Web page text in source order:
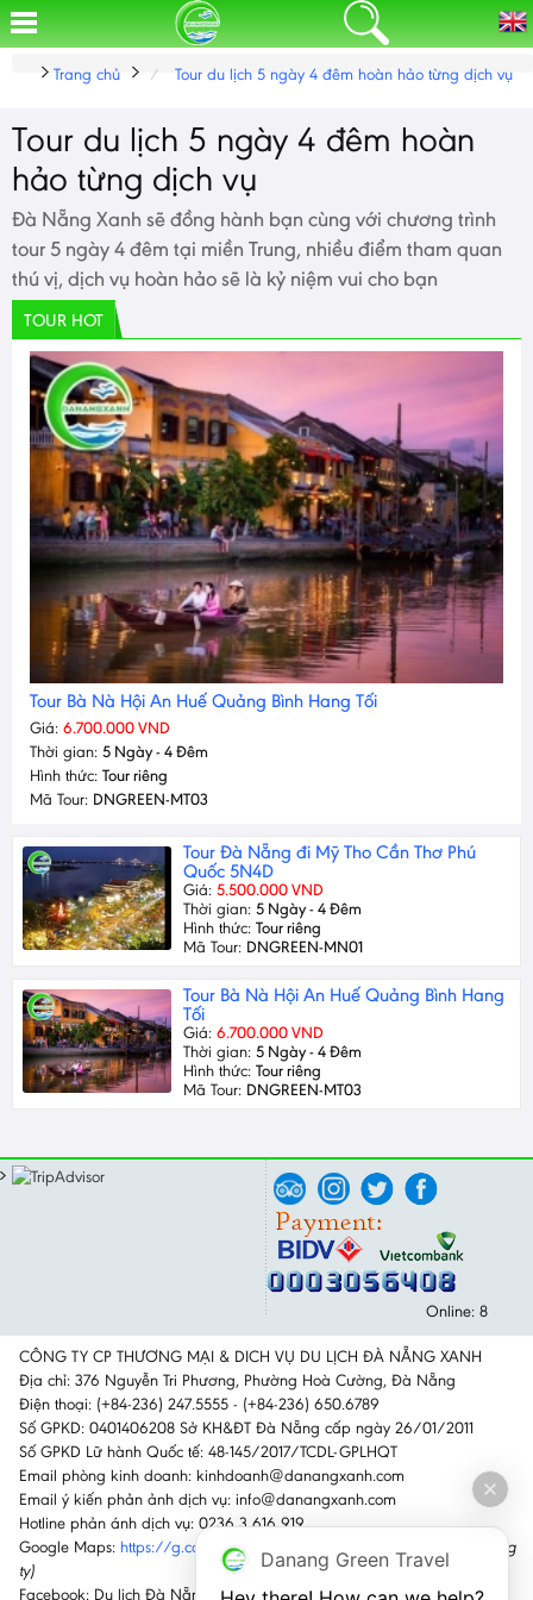
Trang chủ Tour du lịch 5 ngày 4 đêm hoàn hảo từng dịch vụ
Tour du lịch 5 ngày 4 đêm hoàn
hảo từng dịch vụ
Đà Nẵng Xanh sẽ đồng hành bạn cùng với chương trình
tour 5 ngày 4 đêm tại miền Trung, nhiều điểm tham quan
thú vị, dịch vụ hoàn hảo sẽ là kỷ niệm vui cho bạn
TOUR HOT
Tour Bà Nà Hội An Huế Quảng Bình Hang Tối
Giá: 6.700.000 VND
Thời gian: 5 Ngày - 4 Đêm
Hình thức: Tour riêng
Mã Tour: DNGREEN-MT03
Tour Đà Nẵng đi Mỹ Tho Cần Thơ Phú
Quốc 5N4D
Giá: 5.500.000 VND
Thời gian: 5 Ngày - 4 Đêm
Hình thức: Tour riêng
Mã Tour: DNGREEN-MN01
Tour Bà Nà Hội An Huế Quảng Bình Hang
Tối
Giá: 6.700.000 VND
Thời gian: 5 Ngày - 4 Đêm
Hình thức: Tour riêng
Mã Tour: DNGREEN-MT03
Online: 8
CÔNG TY CP THƯƠNG MẠI & DICH VỤ DU LỊCH ĐÀ NẴNG XANH
Địa chỉ: 376 Nguyễn Tri Phương, Phường Hoà Cường, Đà Nẵng
Điện thoại: (+84-236) 247.5555 - (+84-236) 650.6789
Số GPKD: 0401406208 Sở KH&ĐT Đà Nẵng cấp ngày 26/01/2011
Số GPKD Lữ hành Quốc tế: 48-145/2017/TCDL-GPLHQT
Email phòng kinh doanh: kinhdoanh@danangxanh.com
Email ý kiến phản ảnh dịch vụ: info@danangxanh.com
Hotline phản ánh dịch vụ: 0236 3 616 919
Google Maps: https://g.co/kgs/GktTz6H
(Nhấn vào link để đi đến công
ty)
Facebook: Du lịch Đà Nẵng Xanh
Danang Green Travel